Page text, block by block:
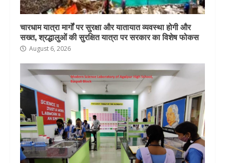
चारधाम यात्रा मार्गों पर सुरक्षा और यातायात व्यवस्था होगी और
सख्त, श्रद्धालुओं की सुरक्षित यात्रा पर सरकार का विशेष फोकस
August 6, 2026